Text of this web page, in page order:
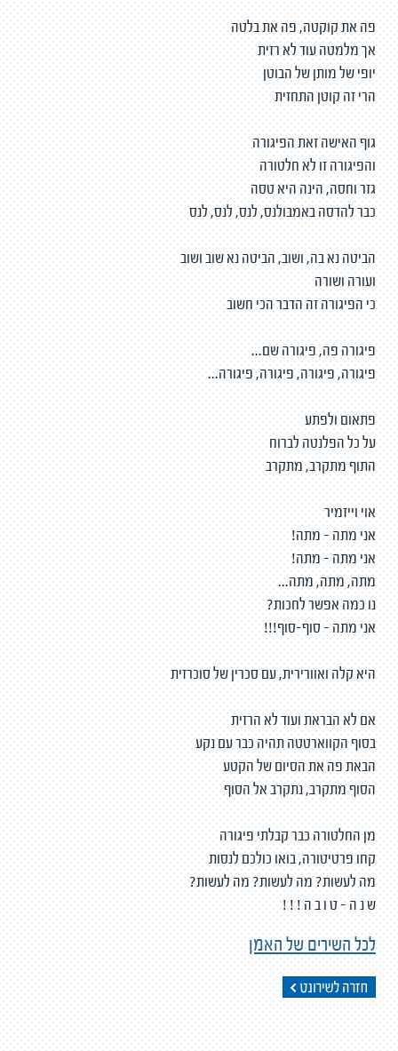
פה את קוקטה, פה את בלטה
אך מלמטה עוד לא רזית
יופי של מותן של הבוטן
הרי זה קוטן התחזית
גוף האישה זאת הפיגורה
והפיגורה זו לא חלטורה
גזר וחסה, הינה היא טסה
כבר להדסה באמבולנס, לנס, לנס, לנס
הביטה נא בה, ושוב, הביטה נא שוב ושוב
ועורה ושורה
כי הפיגורה זה הדבר הכי חשוב
פיגורה פה, פיגורה שם...
פיגורה, פיגורה, פיגורה, פיגורה...
פתאום ולפתע
על כל הפלנטה לברוח
התוף מתקרב, מתקרב
אוי וייזמיר
אני מתה - מתה!
אני מתה - מתה!
מתה, מתה, מתה...
נו כמה אפשר לחכות?
אני מתה - סוף-סוף!!!
היא קלה ואוורירית, עם סכרין של סוכרזית
אם לא הבראת ועוד לא הרזית
בסוף הקווארטטה תהיה כבר עם נקע
הבאת פה את הסיום של הקטע
הסוף מתקרב, נתקרב אל הסוף
מן החלטורה כבר קבלתי פיגורה
קחו פרטיטורה, בואו כולכם לנסות
מה לעשות? מה לעשות? מה לעשות?
ש נ ה - ט ו ב ה ! ! !
לכל השירים של האמן